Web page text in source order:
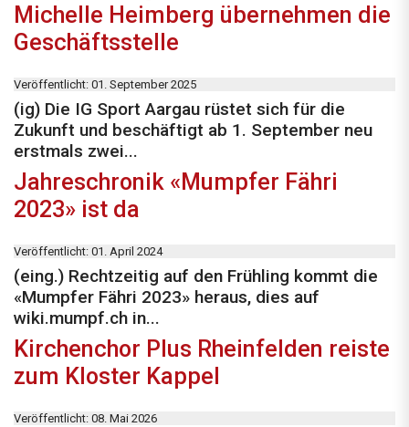
Michelle Heimberg übernehmen die
Geschäftsstelle
Veröffentlicht: 01. September 2025
(ig) Die IG Sport Aargau rüstet sich für die
Zukunft und beschäftigt ab 1. September neu
erstmals zwei...
Jahreschronik «Mumpfer Fähri
2023» ist da
Veröffentlicht: 01. April 2024
(eing.) Rechtzeitig auf den Frühling kommt die
«Mumpfer Fähri 2023» heraus, dies auf
wiki.mumpf.ch in...
Kirchenchor Plus Rheinfelden reiste
zum Kloster Kappel
Veröffentlicht: 08. Mai 2026